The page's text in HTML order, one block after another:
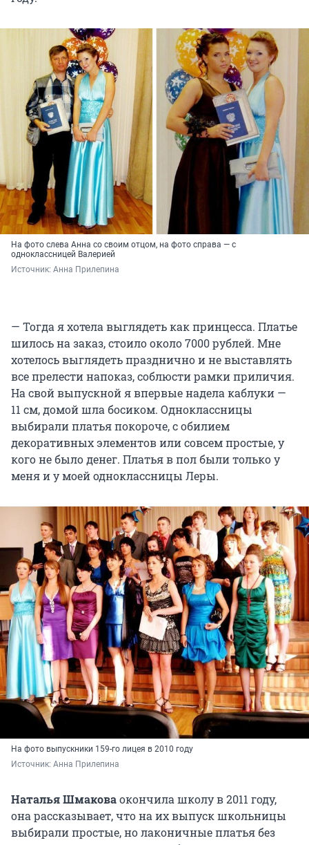
На фото слева Анна со своим отцом, на фото справа — с
одноклассницей Валерией
Источник: Анна Прилепина
— Тогда я хотела выглядеть как принцесса. Платье
шилось на заказ, стоило около 7000 рублей. Мне
хотелось выглядеть празднично и не выставлять
все прелести напоказ, соблюсти рамки приличия.
На свой выпускной я впервые надела каблуки —
11 см, домой шла босиком. Одноклассницы
выбирали платья покороче, с обилием
декоративных элементов или совсем простые, у
кого не было денег. Платья в пол были только у
меня и у моей одноклассницы Леры.
На фото выпускники 159-го лицея в 2010 году
Источник: Анна Прилепина
Наталья Шмаковаокончила школу в 2011 году,
она рассказывает, что на их выпуск школьницы
выбирали простые, но лаконичные платья без